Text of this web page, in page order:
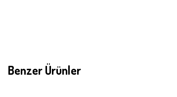
Benzer Ürünler